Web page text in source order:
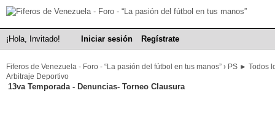
¡Hola, Invitado! Iniciar sesión Regístrate
Fiferos de Venezuela - Foro - “La pasión del fútbol en tus manos” › PS ► Todos
Arbitraje Deportivo
13va Temporada - Denuncias- Torneo Clausura